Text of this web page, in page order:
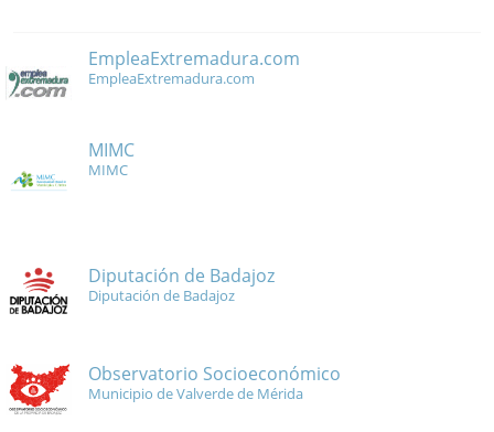
EmpleaExtremadura.com
EmpleaExtremadura.com
MIMC
MIMC
Diputación de Badajoz
Diputación de Badajoz
Observatorio Socioeconómico
Municipio de Valverde de Mérida